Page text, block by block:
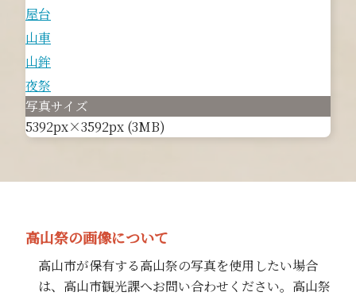
屋台
山車
山鉾
夜祭
写真サイズ
5392px×3592px (3MB)
高山祭の画像について
高山市が保有する高山祭の写真を使用したい場合
は、高山市観光課へお問い合わせください。高山祭